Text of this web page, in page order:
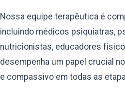
Nossa equipe terapêutica é
incluindo médicos psiquiatras,
nutricionistas, educadores
desempenha um papel crucial
e compassivo em todas as